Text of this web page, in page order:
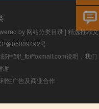
by 网站分类目录 | 精选推荐文
备05009492号
件到f_fb#foxmail.com说明，我们
谢
性广告及商业合作